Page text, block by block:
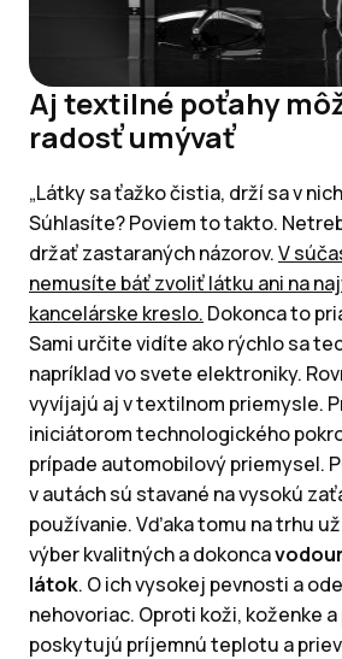
Aj textilné poťahy
radosť umývať
„Látky sa ťažko čistia, drží sa v
Súhlasíte? Poviem to takto.
držať zastaraných názorov.V
nemusíte báť zvoliť látku ani na
kancelárske kreslo. Dokonca to
Sami určite vidíte ako rýchlo sa
napríklad vo svete elektroniky.
vyvíjajú aj v textilnom priemysle.
iniciátorom technologického
prípade automobilový priemysel.
v autách sú stavané na vysokú
používanie. Vďaka tomu na trhu
výber kvalitných a dokonca
látok. O ich vysokej pevnosti a
nehovoriac. Oproti koži, koženke
poskytujú príjemnú teplotu a